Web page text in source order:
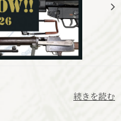
続きを読む